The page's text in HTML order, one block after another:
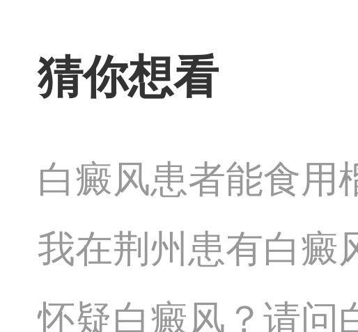
猜你想看
白癜风患者能食用
我在荆州患有白癜
治疗方法
怀疑白癜风？请问